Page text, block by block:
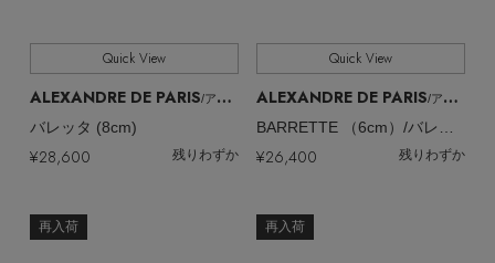
Quick View
ALEXANDRE DE PARIS/アレクサンドル ドゥ パリ
バレッタ (8cm)
¥28,600 残りわずか
Quick View
ALEXANDRE DE PARIS/アレクサンドル ドゥ パリ
¥26,400 残りわずか
再入荷 再入荷